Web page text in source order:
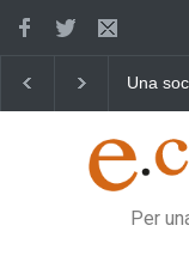
Una
Per